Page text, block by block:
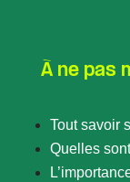
À ne pas
Tout savoir
Quelles